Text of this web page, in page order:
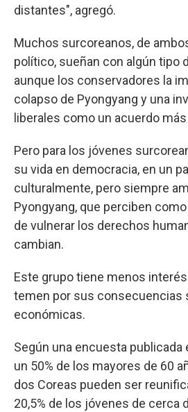
distantes", agregó.
Muchos surcoreanos, de
político, sueñan con algún tipo
aunque los conservadores la
colapso de Pyongyang y una
liberales como un acuerdo
Pero para los jóvenes
su vida en democracia, en un
culturalmente, pero siempre
Pyongyang, que perciben
de vulnerar los derechos
cambian.
Este grupo tiene menos
temen por sus consecuencias
económicas.
Según una encuesta publicada
un 50% de los mayores de 60
dos Coreas pueden ser
20,5% de los jóvenes de cerca